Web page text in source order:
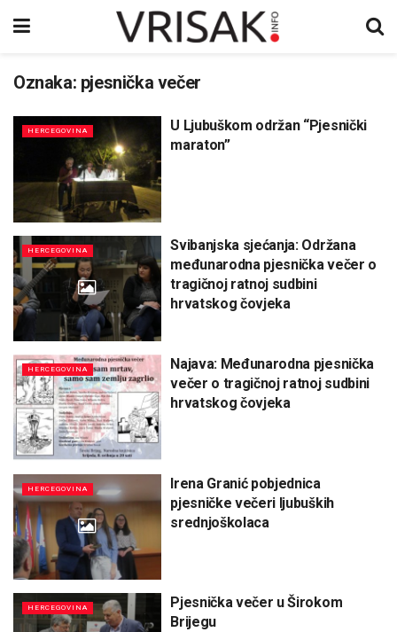
Oznaka: pjesnička večer
HERCEGOVINA
U Ljubuškom održan “Pjesnički
maraton”
HERCEGOVINA
Svibanjska sjećanja: Održana
međunarodna pjesnička večer o
tragičnoj ratnoj sudbini
hrvatskog čovjeka
HERCEGOVINA
Najava: Međunarodna pjesnička
večer o tragičnoj ratnoj sudbini
hrvatskog čovjeka
HERCEGOVINA
Irena Granić pobjednica
pjesničke večeri ljubuških
srednjoškolaca
HERCEGOVINA
Pjesnička večer u Širokom
Brijegu